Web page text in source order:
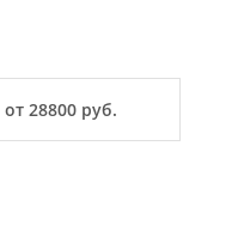
от 28800 руб.